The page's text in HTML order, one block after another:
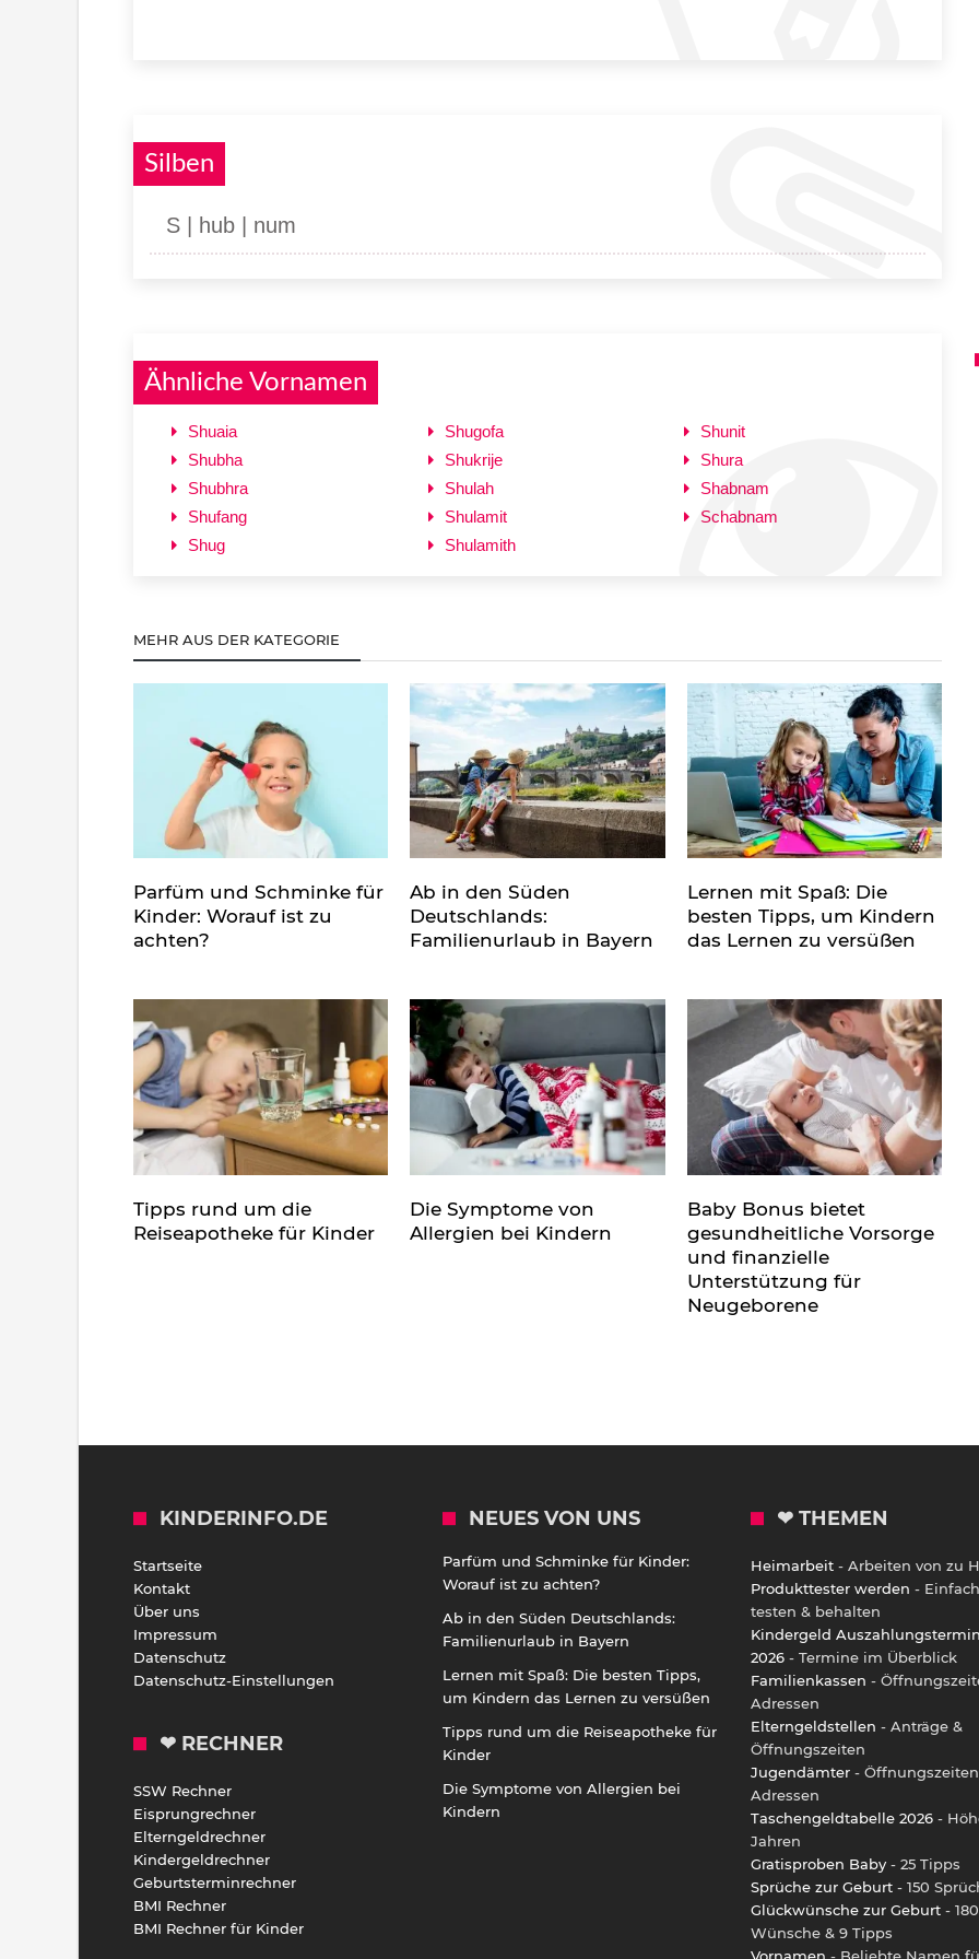
Silben
S | hub | num
Ähnliche Vornamen
Shuaia
Shubha
Shubhra
Shufang
Shug
Shugofa
Shukrije
Shulah
Shulamit
Shulamith
Shunit
Shura
Shabnam
Schabnam
MEHR AUS DER KATEGORIE
Parfüm und Schminke für
Kinder: Worauf ist zu
achten?
Ab in den Süden
Deutschlands:
Familienurlaub in Bayern
Lernen mit Spaß: Die
besten Tipps, um Kindern
das Lernen zu versüßen
Tipps rund um die
Reiseapotheke für Kinder
Die Symptome von
Allergien bei Kindern
Baby Bonus bietet
gesundheitliche Vorsorge
und finanzielle
Unterstützung für
Neugeborene
KINDERINFO.DE
Startseite
Kontakt
Über uns
Impressum
Datenschutz
Datenschutz-Einstellungen
❤ RECHNER
SSW Rechner
Eisprungrechner
Elterngeldrechner
Kindergeldrechner
Geburtsterminrechner
BMI Rechner
BMI Rechner für Kinder
NEUES VON UNS
Parfüm und Schminke für Kinder:
Worauf ist zu achten?
Ab in den Süden Deutschlands:
Familienurlaub in Bayern
Lernen mit Spaß: Die besten Tipps,
um Kindern das Lernen zu versüßen
Tipps rund um die Reiseapotheke für
Kinder
Die Symptome von Allergien bei
Kindern
❤ THEMEN
Heimarbeit - Arbeiten von zu
Produkttester werden - Einfach
testen & behalten
Kindergeld
2026 - Termine im Überblick
Familienkassen -
Adressen
Elterngeldstellen - Anträge &
Öffnungszeiten
Jugendämter -
Adressen
Taschengeldtabelle 2026 -
Jahren
Gratisproben Baby - 25 Tipps
Sprüche zur Geburt - 150
Glückwünsche zur Geburt - 180
Wünsche & 9 Tipps
Vornamen - Beliebte Namen